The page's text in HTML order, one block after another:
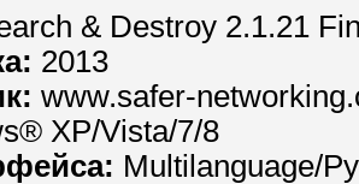
2013
www.safer-
XP/Vista/7/8
Multilanguage/